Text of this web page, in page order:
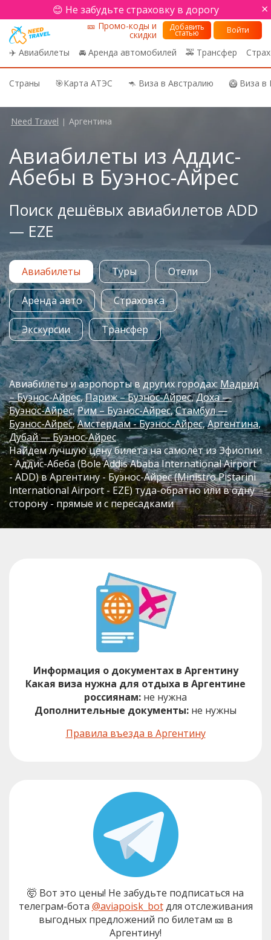
😊 Не забудьте страховку в дорогу ×
✈️ Авиабилеты 🚘 Аренда автомобилей 🚕 Трансфер
🎫 Промо-коды и
скидки
Добавить
статью Войти
Страны 🎯Карта АТЭС 🦘 Виза в Австралию 🥝 Виза
Need Travel | Аргентина
Авиабилеты из Аддис-
Абебы в Буэнос-Айрес
Поиск дешёвых авиабилетов ADD
— EZE
Авиабилеты Туры Отели
Аренда авто Страховка
Экскурсии Трансфер
Авиабилеты и аэропорты в других городах: Мадрид
– Буэнос-Айрес Париж – Буэнос-Айрес Доха —
Буэнос-Айрес Рим – Буэнос-Айрес Стамбул —
Буэнос-Айрес Амстердам - Буэнос-Айрес Аргентина
Дубай — Буэнос-Айрес
Найдем лучшую цену билета на самолёт из Эфиопии
- Аддис-Абеба (Bole Addis Ababa International Airport
- ADD) в Аргентину - Буэнос-Айрес (Ministro Pistarini
International Airport - EZE) туда-обратно или в одну
сторону - прямые и с пересадками
Информация о документах в Аргентину
Какая виза нужна для отдыха в Аргентине
россиянам: не нужна
Дополнительные документы: не нужны
Правила въезда в Аргентину
🤯 Вот это цены! Не забудьте подписаться на
телеграм-бота @aviapoisk_botдля отслеживания
выгодных предложений по билетам 🎫 в
Аргентину!